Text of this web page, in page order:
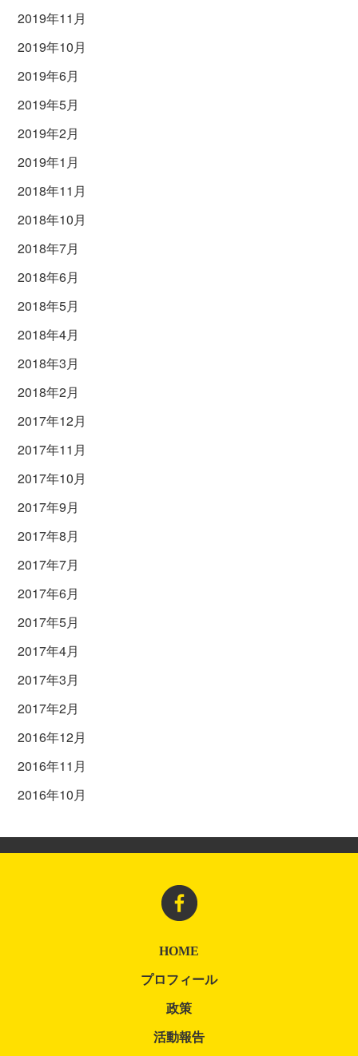
2019年11月
2019年10月
2019年6月
2019年5月
2019年2月
2019年1月
2018年11月
2018年10月
2018年7月
2018年6月
2018年5月
2018年4月
2018年3月
2018年2月
2017年12月
2017年11月
2017年10月
2017年9月
2017年8月
2017年7月
2017年6月
2017年5月
2017年4月
2017年3月
2017年2月
2016年12月
2016年11月
2016年10月
HOME
プロフィール
政策
活動報告